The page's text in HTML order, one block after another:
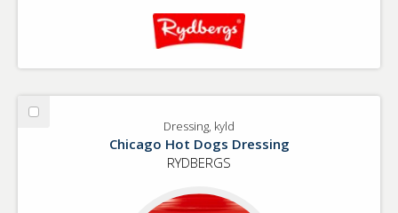
Välj
Dressing, kyld
Chicago Hot Dogs Dressing
RYDBERGS